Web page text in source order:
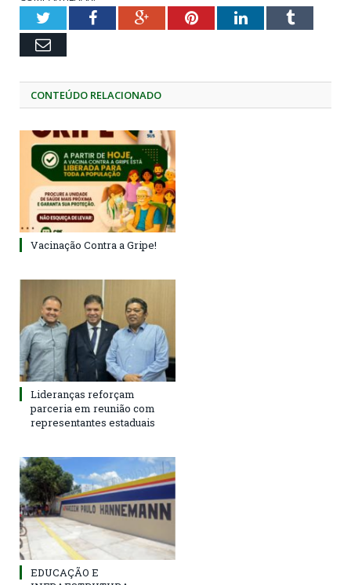
TwitterFacebookGoogle+PinterestLinkedInTumblr
Email
CONTEÚDO RELACIONADO
Vacinação Contra a Gripe!
Lideranças reforçam
parceria em reunião com
representantes estaduais
EDUCAÇÃO E